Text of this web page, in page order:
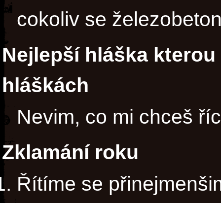
cokoliv se
Nejlepší hláška
hláškách
Nevim, co mi chceš
Zklamání roku
Řítíme se